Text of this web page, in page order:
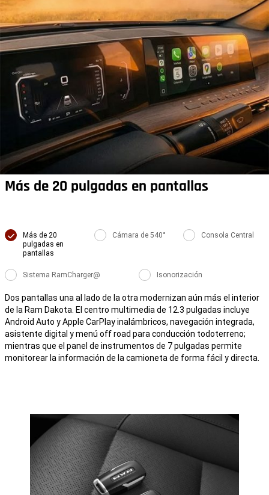
Más de 20 pulgadas en pantallas
Más de 20
pulgadas en
pantallas
Cámara de 540° Consola Central
Sistema RamCharger@ Isonorización
Dos pantallas una al lado de la otra modernizan aún más el interior
de la Ram Dakota. El centro multimedia de 12.3 pulgadas incluye
Android Auto y Apple CarPlay inalámbricos, navegación integrada,
asistente digital y menú off road para conducción todoterreno;
mientras que el panel de instrumentos de 7 pulgadas permite
monitorear la información de la camioneta de forma fácil y directa.